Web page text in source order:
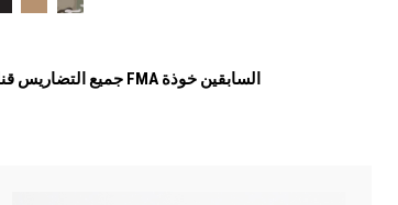
جميع التضاريس قناع FMA السابقين خوذة